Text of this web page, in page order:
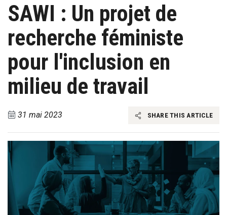
SAWI : Un projet de
recherche féministe
pour l'inclusion en
milieu de travail
31 mai 2023 SHARE THIS ARTICLE